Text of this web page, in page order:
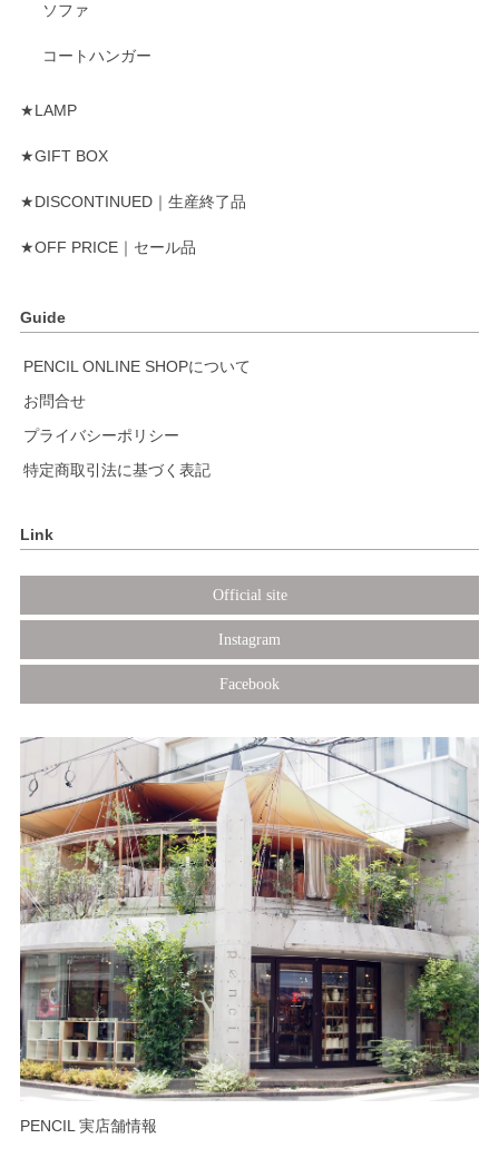
ソファ
コートハンガー
★LAMP
★GIFT BOX
★DISCONTINUED｜生産終了品
★OFF PRICE｜セール品
Guide
PENCIL ONLINE SHOPについて
お問合せ
プライバシーポリシー
特定商取引法に基づく表記
Link
Official site
Instagram
Facebook
PENCIL 実店舗情報